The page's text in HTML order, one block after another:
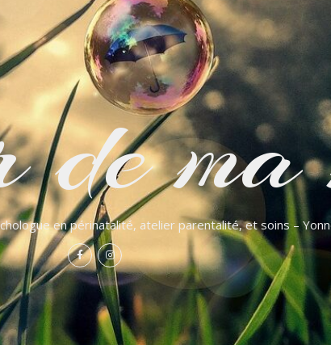
en périnatalité, atelier parentalité, et soins –